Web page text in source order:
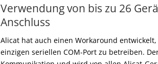
Verwendung von bis zu 26
Anschluss
Alicat hat auch einen Workaround
einzigen seriellen COM-Port zu betreiben.